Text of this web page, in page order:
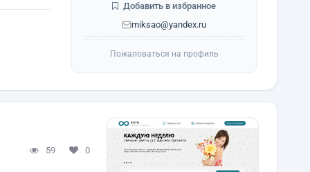
miksao@yandex.ru
Добавить в избранное
Пожаловаться на профиль
59 0